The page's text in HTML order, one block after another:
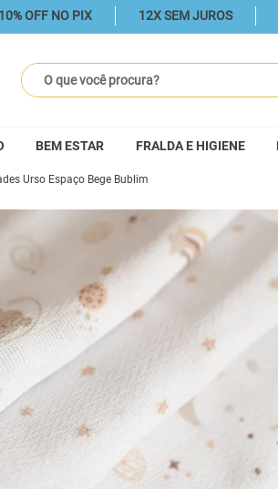
10% OFF NO PIX 12X SEM JUROS
O que você procura?
BEM ESTAR FRALDA E HIGIENE
Urso Espaço Bege Bublim